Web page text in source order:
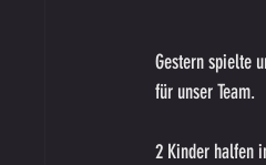
Gestern spielte
für unser Team.
2 Kinder halfen